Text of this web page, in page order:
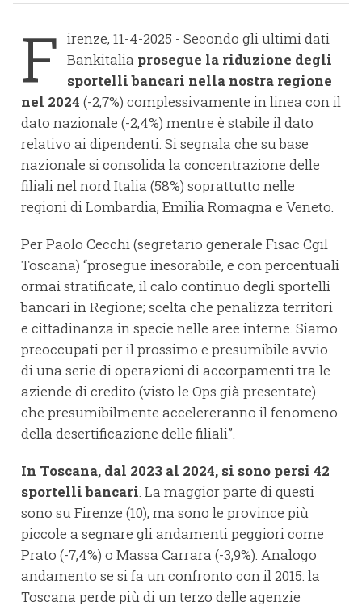
F irenze, 11-4-2025 - Secondo gli ultimi dati
Bankitalia prosegue la riduzione degli
sportelli bancari nella nostra regione
nel 2024 (-2,7%) complessivamente in linea con il
dato nazionale (-2,4%) mentre è stabile il dato
relativo ai dipendenti. Si segnala che su base
nazionale si consolida la concentrazione delle
filiali nel nord Italia (58%) soprattutto nelle
regioni di Lombardia, Emilia Romagna e Veneto.
Per Paolo Cecchi (segretario generale Fisac Cgil
Toscana) “prosegue inesorabile, e con percentuali
ormai stratificate, il calo continuo degli sportelli
bancari in Regione; scelta che penalizza territori
e cittadinanza in specie nelle aree interne. Siamo
preoccupati per il prossimo e presumibile avvio
di una serie di operazioni di accorpamenti tra le
aziende di credito (visto le Ops già presentate)
che presumibilmente accelereranno il fenomeno
della desertificazione delle filiali”.
In Toscana, dal 2023 al 2024, si sono persi 42
sportelli bancari. La maggior parte di questi
sono su Firenze (10), ma sono le province più
piccole a segnare gli andamenti peggiori come
Prato (-7,4%) o Massa Carrara (-3,9%). Analogo
andamento se si fa un confronto con il 2015: la
Toscana perde più di un terzo delle agenzie